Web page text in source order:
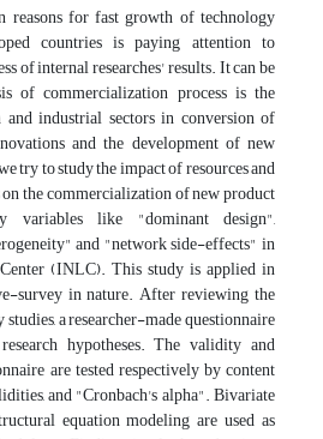
reasons for fast growth of technology
countries is paying attention to
of internal researches' results. It can be
of commercialization process is the
and industrial sectors in conversion of
and the development of new
try to study the impact of resources and
the commercialization of new product
variables like "dominant design",
and "network side-effects" in
(INLC). This study is applied in
survey in nature. After reviewing the
a researcher-made questionnaire
hypotheses. The validity and
are tested respectively by content
and "Cronbach's alpha". Bivariate
equation modeling are used as